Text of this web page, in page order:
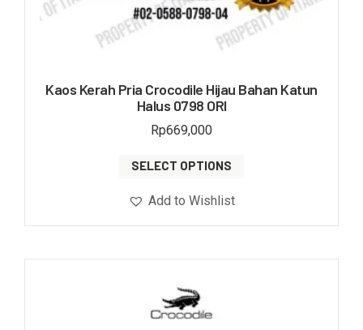
Kaos Kerah Pria Crocodile Hijau Bahan Katun
Halus 0798 ORI
Rp669,000
SELECT OPTIONS
Add to Wishlist